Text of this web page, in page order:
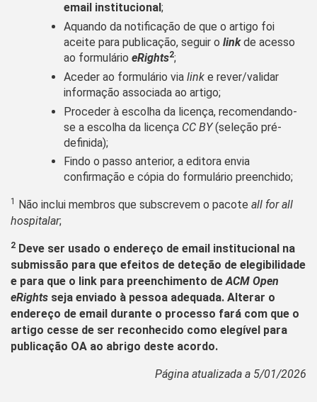
email institucional;
Aquando da notificação de que o artigo foi
aceite para publicação, seguir o link de acesso
ao formulário eRights2;
Aceder ao formulário via link e rever/validar
informação associada ao artigo;
Proceder à escolha da licença, recomendando-
se a escolha da licença CC BY(seleção pré-
definida);
Findo o passo anterior, a editora envia
confirmação e cópia do formulário preenchido;
1 Não inclui membros que subscrevem o pacote all for all
hospitalar;
2 Deve ser usado o endereço de email institucional na
submissão para que efeitos de deteção de elegibilidade
e para que o link para preenchimento deACM Open
eRights seja enviado à pessoa adequada. Alterar o
endereço de email durante o processo fará com que o
artigo cesse de ser reconhecido como elegível para
publicação OA ao abrigo deste acordo.
Página atualizada a 5/01/2026